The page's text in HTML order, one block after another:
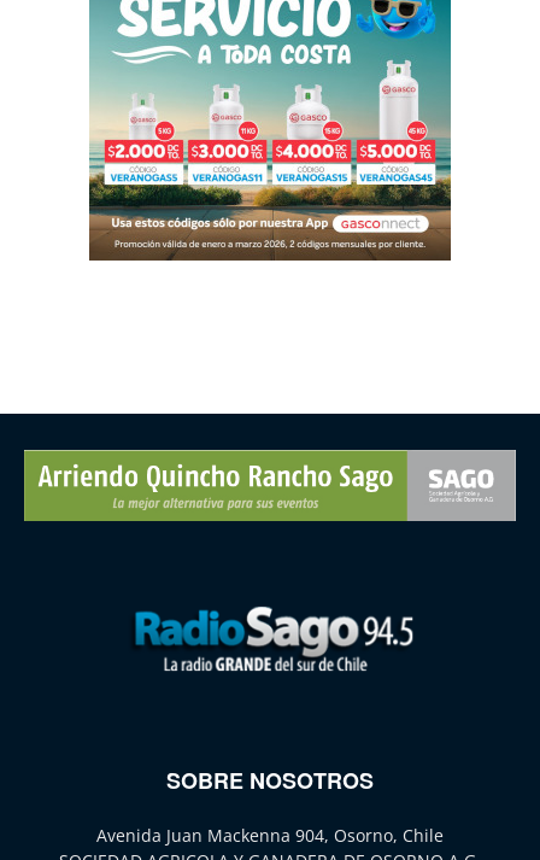
SOBRE NOSOTROS
Avenida Juan Mackenna 904, Osorno, Chile